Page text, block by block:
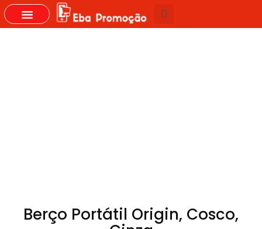
Berço Portátil Origin, Cosco,